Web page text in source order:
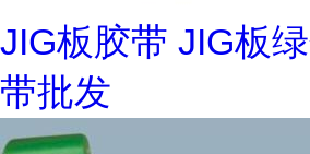
JIG板胶带 JIG板
带批发